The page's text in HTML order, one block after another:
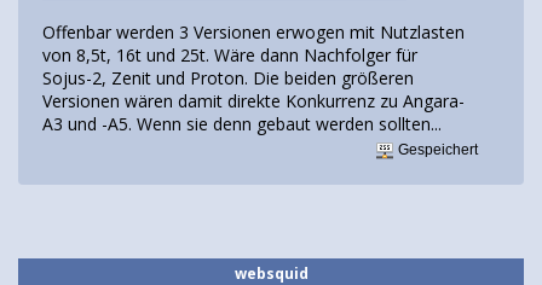
Offenbar werden 3 Versionen erwogen mit Nutzlasten
von 8,5t, 16t und 25t. Wäre dann Nachfolger für
Sojus-2, Zenit und Proton. Die beiden größeren
Versionen wären damit direkte Konkurrenz zu Angara-
A3 und -A5. Wenn sie denn gebaut werden sollten...
Gespeichert
websquid